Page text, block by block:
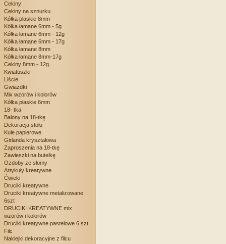
Cekiny
Cekiny na sznurku
Kółka płaskie 8mm
Kółka łamane 6mm - 5g
Kółka łamane 6mm - 12g
Kółka łamane 6mm - 17g
Kółka łamane 8mm
Kółka łamane 8mm-17g
Cekiny 8mm - 12g
Kwiatuszki
Liście
Gwiazdki
Mix wzorów i kolorów
Kółka płaskie 6mm
18- tka
Balony na 18-tkę
Dekoracja stołu
Kule papierowe
Girlanda kryształowa
Zaproszenia na 18-tkę
Zawieszki na butelkę
Ozdoby ze słomy
Artykuły kreatywne
Ćwieki
Druciki kreatywne
Druciki kreatywne metalizowane
6szt
DRUCIKI KREATYWNE mix
wzorów i kolorów
Druciki kreatywne pastelowe 6 szt.
Filc
Naklejki dekoracyjne z filcu